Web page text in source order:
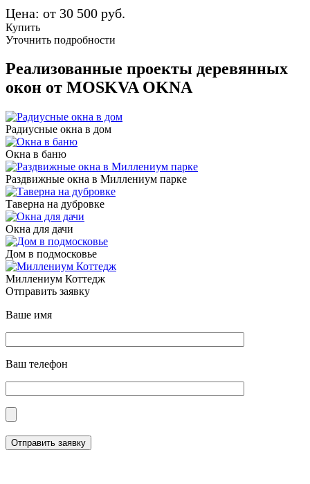
Цена: от 30 500 руб.
Купить
Уточнить подробности
Реализованные проекты деревянных
окон от MOSKVA OKNA
Радиусные окна в дом
Окна в баню
Раздвижные окна в Миллениум парке
Таверна на дубровке
Окна для дачи
Дом в подмосковье
Миллениум Коттедж
Отправить заявку
Ваше имя
Ваш телефон
Отправить заявку